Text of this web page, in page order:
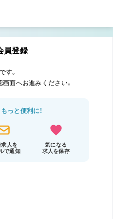
員登録
す。
面へお進みください。
っと便利に！
求人を
で通知
気になる
求人を保存